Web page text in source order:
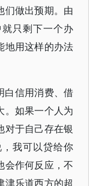
们做出预期。由
只剩下一个办
地用这样的办法
白信用消费、借
。如果一个人为
对于自己存在银
我可以贷给你
会作何反应，不
津乐道西方的超